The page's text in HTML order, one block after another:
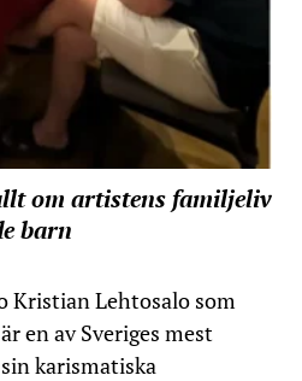
om artistens familjeliv
barn
Kristian Lehtosalo som
en av Sveriges mest
karismatiska